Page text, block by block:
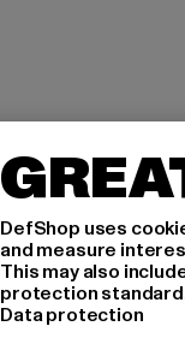
DefShop uses
and measure
This may also
protection
Data protection